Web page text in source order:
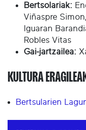
Bertsolariak:
Viñaspre
Iguaran
Robles Vitas
Gai-jartzailea:
KULTURA
Bertsularien